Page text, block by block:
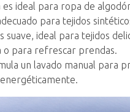
ideal para ropa de
para tejidos
ideal para tejidos
o para refrescar prendas.
un lavado manual para